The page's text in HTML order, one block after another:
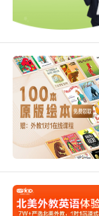
词句跟读法
辅相成。孩
和句子，作为
仅能学习纯正
子巩固学习
可以将自己
直接发现孩
发音练习就
音水平。